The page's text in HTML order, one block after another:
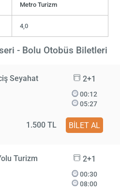
Metro Turizm
4,0
- Bolu Otobüs Biletleri
Seyahat 2+1
00:12
05:27
1.500 TL BİLET AL
Turizm 2+1
00:30
08:00